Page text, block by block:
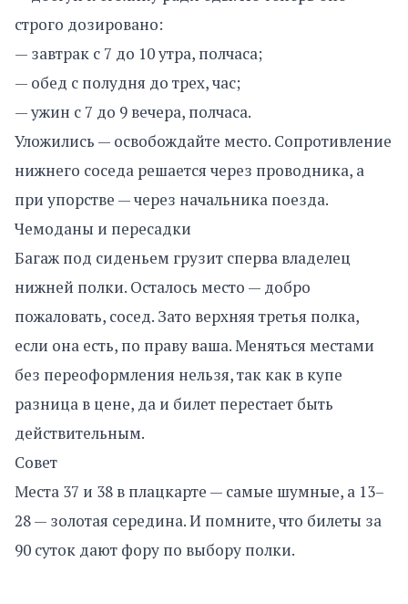
строго дозировано:
— завтрак с 7 до 10 утра, полчаса;
— обед с полудня до трех, час;
— ужин с 7 до 9 вечера, полчаса.
Уложились — освобождайте место. Сопротивление
нижнего соседа решается через проводника, а
при упорстве — через начальника поезда.
Чемоданы и пересадки
Багаж под сиденьем грузит сперва владелец
нижней полки. Осталось место — добро
пожаловать, сосед. Зато верхняя третья полка,
если она есть, по праву ваша. Меняться местами
без переоформления нельзя, так как в купе
разница в цене, да и билет перестает быть
действительным.
Совет
Места 37 и 38 в плацкарте — самые шумные, а 13–
28 — золотая середина. И помните, что билеты за
90 суток дают фору по выбору полки.